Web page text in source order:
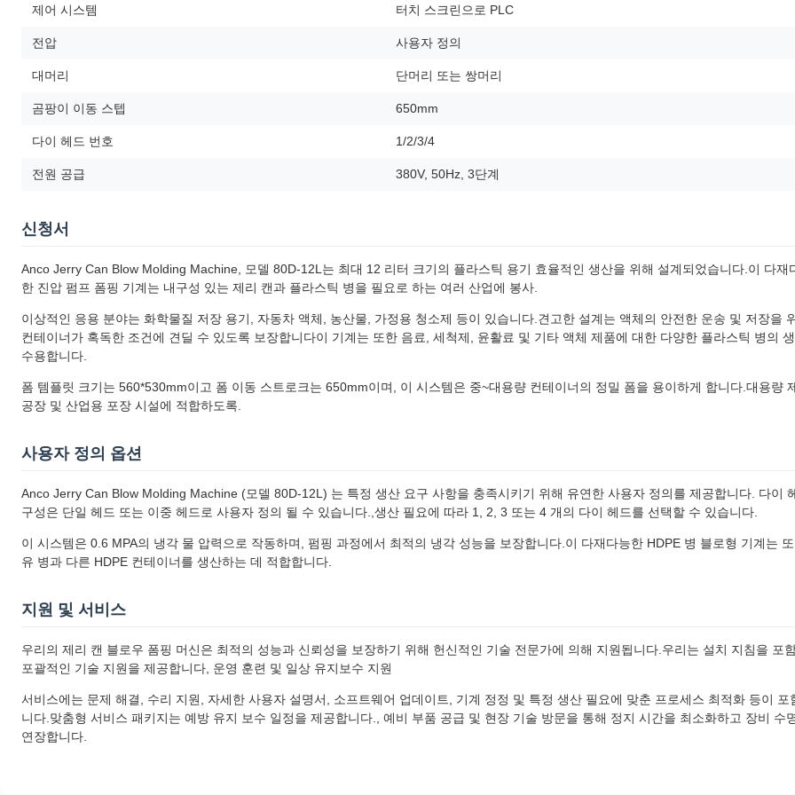
제어 시스템 터치 스크린으로 PLC
전압 사용자 정의
대머리 단머리 또는 쌍머리
곰팡이 이동 스텝 650mm
다이 헤드 번호 1/2/3/4
전원 공급 380V, 50Hz, 3단계
신청서
Anco Jerry Can Blow Molding Machine, 모델 80D-12L는 최대 12 리터 크기의 플라스틱 용기 효율적인 생산을 위해 설계되었습니다.이 다재
한 진압 펌프 폼핑 기계는 내구성 있는 제리 캔과 플라스틱 병을 필요로 하는 여러 산업에 봉사.
이상적인 응용 분야는 화학물질 저장 용기, 자동차 액체, 농산물, 가정용 청소제 등이 있습니다.견고한 설계는 액체의 안전한 운송 및 저장을
컨테이너가 혹독한 조건에 견딜 수 있도록 보장합니다이 기계는 또한 음료, 세척제, 윤활료 및 기타 액체 제품에 대한 다양한 플라스틱 병의
수용합니다.
폼 템플릿 크기는 560*530mm이고 폼 이동 스트로크는 650mm이며, 이 시스템은 중~대용량 컨테이너의 정밀 폼을 용이하게 합니다.대용량
공장 및 산업용 포장 시설에 적합하도록.
사용자 정의 옵션
Anco Jerry Can Blow Molding Machine (모델 80D-12L) 는 특정 생산 요구 사항을 충족시키기 위해 유연한 사용자 정의를 제공합니다. 다이
구성은 단일 헤드 또는 이중 헤드로 사용자 정의 될 수 있습니다.,생산 필요에 따라 1, 2, 3 또는 4 개의 다이 헤드를 선택할 수 있습니다.
이 시스템은 0.6 MPA의 냉각 물 압력으로 작동하며, 펌핑 과정에서 최적의 냉각 성능을 보장합니다.이 다재다능한 HDPE 병 블로형 기계는
유 병과 다른 HDPE 컨테이너를 생산하는 데 적합합니다.
지원 및 서비스
우리의 제리 캔 블로우 폼핑 머신은 최적의 성능과 신뢰성을 보장하기 위해 헌신적인 기술 전문가에 의해 지원됩니다.우리는 설치 지침을 포
포괄적인 기술 지원을 제공합니다, 운영 훈련 및 일상 유지보수 지원
서비스에는 문제 해결, 수리 지원, 자세한 사용자 설명서, 소프트웨어 업데이트, 기계 정정 및 특정 생산 필요에 맞춘 프로세스 최적화 등이 포
니다.맞춤형 서비스 패키지는 예방 유지 보수 일정을 제공합니다., 예비 부품 공급 및 현장 기술 방문을 통해 정지 시간을 최소화하고 장비 수
연장합니다.